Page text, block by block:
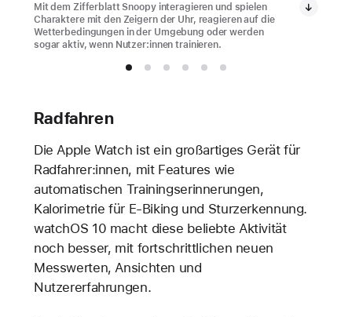
Mit dem Zifferblatt Snoopy interagieren und spielen
Charaktere mit den Zeigern der Uhr, reagieren auf die
Wetterbedingungen in der Umgebung oder werden
sogar aktiv, wenn Nutzer:innen trainieren.
Radfahren
Die Apple Watch ist ein großartiges Gerät für
Radfahrer:innen, mit Features wie
automatischen Trainingserinnerungen,
Kalorimetrie für E-Biking und Sturzerkennung.
watchOS 10 macht diese beliebte Aktivität
noch besser, mit fortschrittlichen neuen
Messwerten, Ansichten und
Nutzererfahrungen.